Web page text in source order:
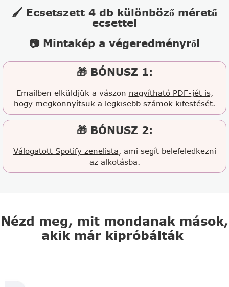
🖌️ Ecsetszett 4 db különböző méretű
ecsettel
📷 Mintakép a végeredményről
🎁 BÓNUSZ 1:
Emailben elküldjük a vászon nagyítható PDF-jét is,
hogy megkönnyítsük a legkisebb számok kifestését.
🎁 BÓNUSZ 2:
Válogatott Spotify zenelista, ami segít belefeledkezni
az alkotásba.
Nézd meg, mit mondanak mások,
akik már kipróbálták